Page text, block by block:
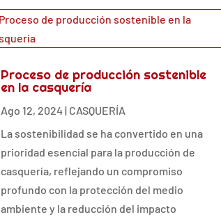
Proceso de producción sostenible
en la casquería
Ago 12, 2024| CASQUERÍA
La sostenibilidad se ha convertido en una
prioridad esencial para la producción de
casquería, reflejando un compromiso
profundo con la protección del medio
ambiente y la reducción del impacto